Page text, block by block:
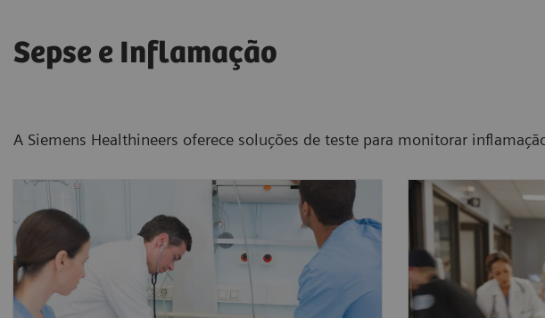
Sepse e Inflamação
A Siemens Healthineers oferece soluções de teste para monitorar